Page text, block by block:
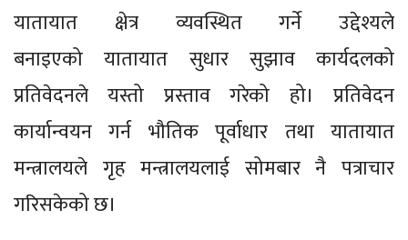
यातायात क्षेत्र व्यवस्थित गर्ने उद्देश्यले
बनाइएको यातायात सुधार सुझाव कार्यदलको
प्रतिवेदनले यस्तो प्रस्ताव गरेको हो। प्रतिवेदन
कार्यान्वयन गर्न भौतिक पूर्वाधार तथा यातायात
मन्त्रालयले गृह मन्त्रालयलाई सोमबार नै पत्राचार
गरिसकेको छ।